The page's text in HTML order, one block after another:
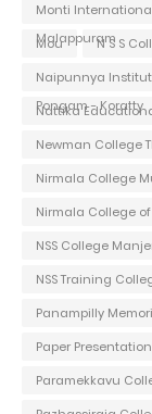
Monti
Malappuram
Mou N S S
Naipunnya
Pongam - Koratty
Nattika
Newman College
Nirmala College
Nirmala College
NSS College
NSS Training
Panampilly
Paper
Paramekkavu